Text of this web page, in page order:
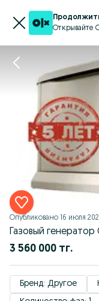
Открывайте
Опубликовано 16 июля
Газовый генератор
3 560 000 тг.
Бренд: Другое